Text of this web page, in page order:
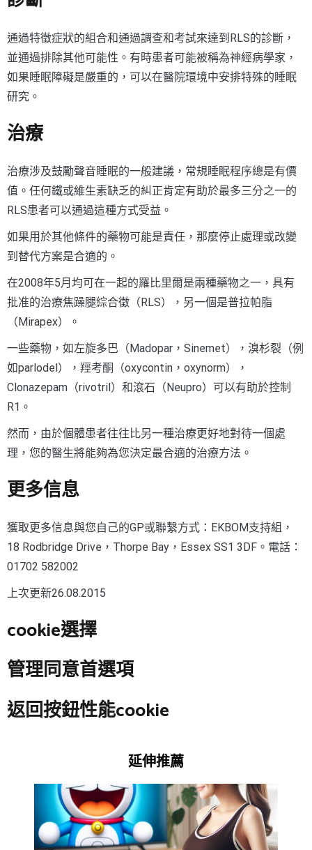
通過特徵症狀的組合和通過調查和考試來達到RLS的診斷，
並通過排除其他可能性。有時患者可能被稱為神經病學家，
如果睡眠障礙是嚴重的，可以在醫院環境中安排特殊的睡眠
研究。
治療
治療涉及鼓勵聲音睡眠的一般建議，常規睡眠程序總是有價
值。任何鐵或維生素缺乏的糾正肯定有助於最多三分之一的
RLS患者可以通過這種方式受益。
如果用於其他條件的藥物可能是責任，那麼停止處理或改變
到替代方案是合適的。
在2008年5月均可在一起的羅比里爾是兩種藥物之一，具有
批准的治療焦躁腿綜合徵（RLS），另一個是普拉帕脂
（Mirapex）。
一些藥物，如左旋多巴（Madopar，Sinemet），溴杉裂（例
如parlodel），羥考酮（oxycontin，oxynorm），
Clonazepam（rivotril）和滾石（Neupro）可以有助於控制
R1。
然而，由於個體患者往往比另一種治療更好地對待一個處
理，您的醫生將能夠為您決定最合適的治療方法。
更多信息
獲取更多信息與您自己的GP或聯繫方式：EKBOM支持組，
18 Rodbridge Drive，Thorpe Bay，Essex SS1 3DF。電話：
01702 582002
上次更新26.08.2015
cookie選擇
管理同意首選項
返回按鈕性能cookie
延伸推薦